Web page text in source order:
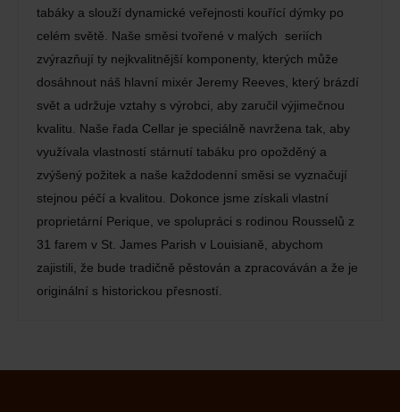
tabáky a slouží dynamické veřejnosti kouřící dýmky po
celém světě. Naše směsi tvořené v malých seriích
zvýrazňují ty nejkvalitnější komponenty, kterých může
dosáhnout náš hlavní mixér Jeremy Reeves, který brázdí
svět a udržuje vztahy s výrobci, aby zaručil výjimečnou
kvalitu. Naše řada Cellar je speciálně navržena tak, aby
využívala vlastností stárnutí tabáku pro opožděný a
zvýšený požitek a naše každodenní směsi se vyznačují
stejnou péčí a kvalitou. Dokonce jsme získali vlastní
proprietární Perique, ve spolupráci s rodinou Rousselů z
31 farem v St. James Parish v Louisianě, abychom
zajistili, že bude tradičně pěstován a zpracováván a že je
originální s historickou přesností.